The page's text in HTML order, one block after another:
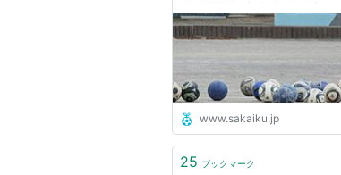
サッカーサイト｜サカイク
www.sakaiku.jp
25 ブックマーク